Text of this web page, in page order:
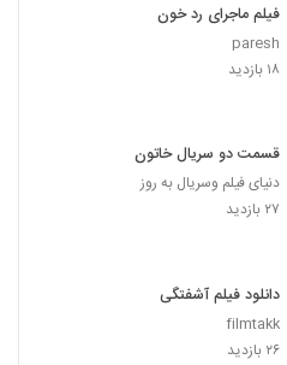
فیلم ماجرای رد خون
paresh
۱۸ بازدید
قسمت دو سریال خاتون
دنیای فیلم وسریال به روز
۲۷ بازدید
دانلود فیلم آشفتگی
filmtakk
۲۶ بازدید